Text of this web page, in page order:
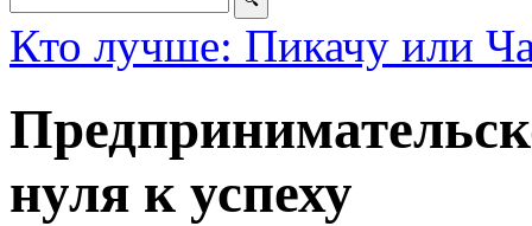
Кто лучше: Пикачу или
нуля к успеху